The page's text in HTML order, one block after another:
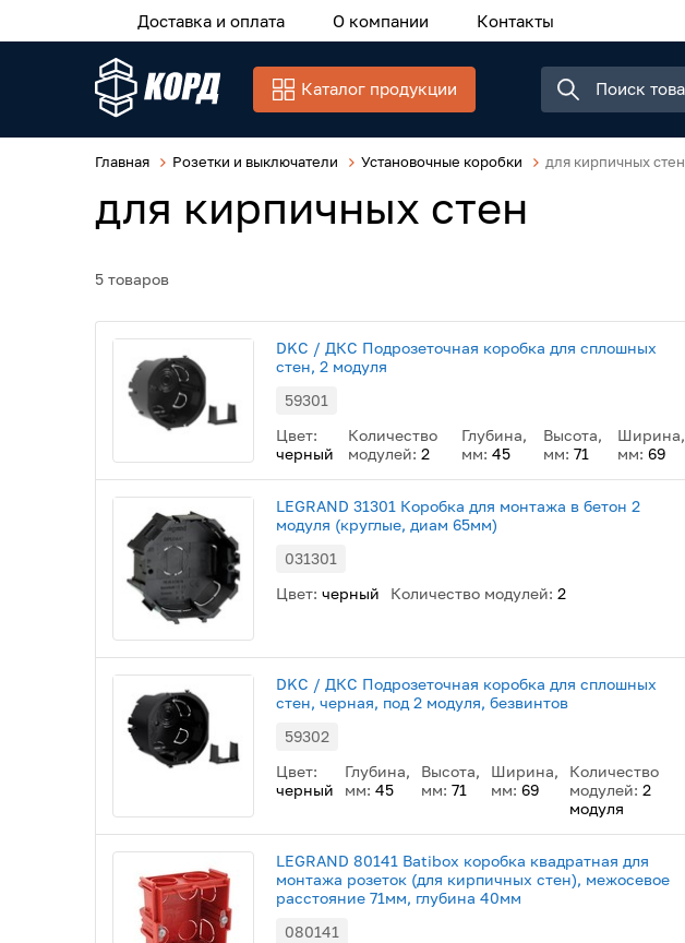
Доставка и оплата О компании Контакты
Каталог продукции
Главная Розетки и выключатели Установочные коробки для кирпичных стен
для кирпичных стен
5 товаров
DKC / ДКС Подрозеточная коробка для сплошных
стен, 2 модуля
59301
Цвет:
черный
Количество
модулей: 2
Глубина,
мм:45
Высота,
мм: 71
Ширина,
мм:69
LEGRAND 31301 Коробка для монтажа в бетон 2
модуля (круглые, диам 65мм)
031301
Цвет: черный Количество модулей: 2
DKC / ДКС Подрозеточная коробка для сплошных
стен, черная, под 2 модуля, безвинтов
59302
Цвет:
черный
Глубина,
мм: 45
Высота,
мм: 71
Ширина,
мм: 69
Количество
модулей: 2
модуля
LEGRAND 80141 Batibox коробка квадратная для
монтажа розеток (для кирпичных стен), межосевое
расстояние 71мм, глубина 40мм
080141